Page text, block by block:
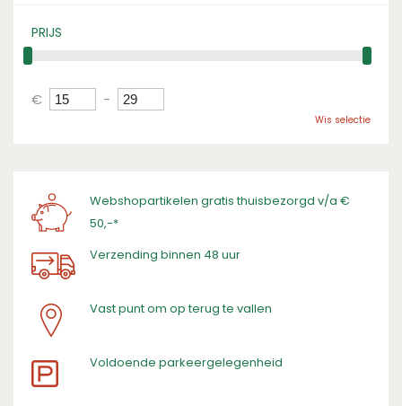
PRIJS
€ -
Wis selectie
Webshopartikelen gratis thuisbezorgd v/a €
50,-*
Verzending binnen 48 uur
Vast punt om op terug te vallen
​Voldoende parkeergelegenheid